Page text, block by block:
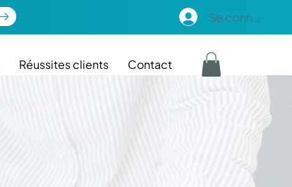
Se connecter
Réussites clients Contact